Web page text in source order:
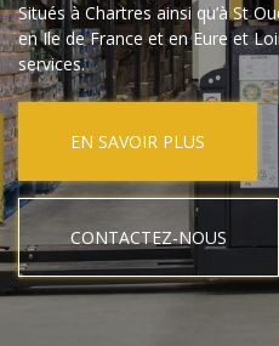
Situés à Chartres ainsi qu’à St
en Ile de France et en Eure et
services.
EN SAVOIR PLUS
CONTACTEZ-NOUS